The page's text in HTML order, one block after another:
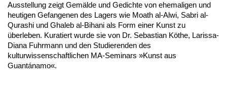
Ausstellung zeigt Gemälde und Gedichte von ehemaligen und
heutigen Gefangenen des Lagers wie Moath al-Alwi, Sabri al-
Qurashi und Ghaleb al-Bihani als Form einer Kunst zu
überleben. Kuratiert wurde sie von Dr. Sebastian Köthe, Larissa-
Diana Fuhrmann und den Studierenden des
kulturwissenschaftlichen MA-Seminars »Kunst aus
Guantánamo«.